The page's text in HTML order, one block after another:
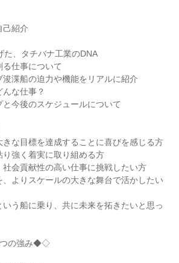
己紹介
た、タチバナ工業のDNA
仕事について
渫船の迫力や機能をリアルに紹介
な仕事？
と今後のスケジュールについて
きな目標を達成することに喜びを感じる方
り強く着実に取り組める方
社会貢献性の高い仕事に挑戦したい方
、よりスケールの大きな舞台で活かしたい
いう船に乗り、共に未来を拓きたいと思っ
の強み◆◇